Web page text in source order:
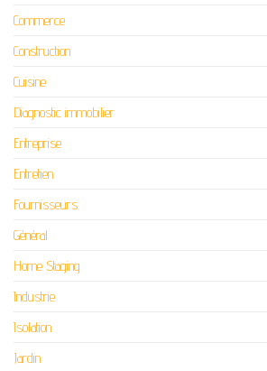
Commerce
Construction
Cuisine
Diagnostic immobilier
Entreprise
Entretien
Fournisseurs
Général
Home Staging
Industrie
Isolation
Jardin